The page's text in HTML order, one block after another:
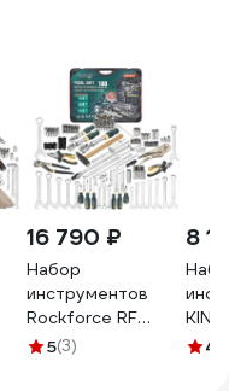
16 790 ₽
Набор
инструментов
Rockforce RF
LIGHT-41802-
5(3)
8
4.4